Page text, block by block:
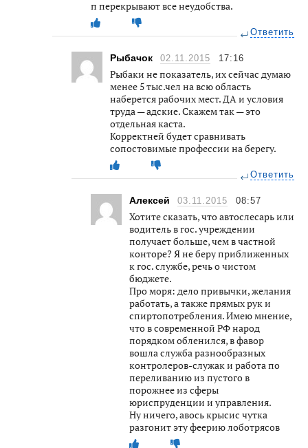
п перекрывают все неудобства.
Ответить
Рыбачок 02.11.2015 17:16
Рыбаки не показатель, их сейчас думаю
менее 5 тыс.чел на всю область
наберется рабочих мест. ДА и условия
труда — адские. Скажем так — это
отдельная каста.
Корректней будет сравнивать
сопостовимые профессии на берегу.
Ответить
Алексей 03.11.2015 08:57
Хотите сказать, что автослесарь или
водитель в гос. учреждении
получает больше, чем в частной
конторе? Я не беру приближенных
к гос. службе, речь о чистом
бюджете.
Про моря: дело привычки, желания
работать, а также прямых рук и
спиртопотребления. Имею мнение,
что в современной РФ народ
порядком обленился, в фавор
вошла служба разнообразных
контролеров-служак и работа по
переливанию из пустого в
порожнее из сферы
юриспруденции и управления.
Ну ничего, авось крысис чутка
разгонит эту феерию лоботрясов